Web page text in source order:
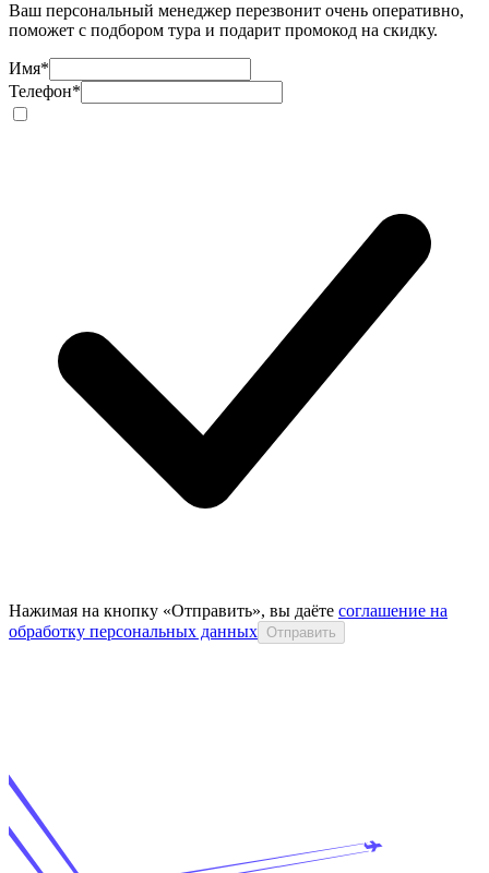
Ваш персональный менеджер перезвонит очень оперативно,
поможет с подбором тура и подарит промокод на скидку.
Имя*
Телефон*
Нажимая на кнопку «Отправить», вы даёте соглашение на
обработку персональных данных Отправить